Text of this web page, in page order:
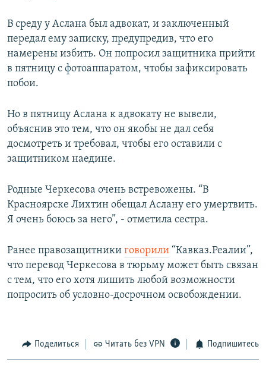
В среду у Аслана был адвокат, и заключенный
передал ему записку, предупредив, что его
намерены избить. Он попросил защитника прийти
в пятницу с фотоаппаратом, чтобы зафиксировать
побои.
Но в пятницу Аслана к адвокату не вывели,
объяснив это тем, что он якобы не дал себя
досмотреть и требовал, чтобы его оставили с
защитником наедине.
Родные Черкесова очень встревожены. “В
Красноярске Лихтин обещал Аслану его умертвить.
Я очень боюсь за него”, - отметила сестра.
Ранее правозащитники говорили “Кавказ.Реалии”,
что перевод Черкесова в тюрьму может быть связан
с тем, что его хотя лишить любой возможности
попросить об условно-досрочном освобождении.
Поделиться Читать без VPN Подпишитесь